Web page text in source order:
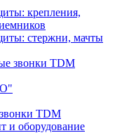
крепления,
стержни, мачты
звонки TDM
TDM
и оборудование